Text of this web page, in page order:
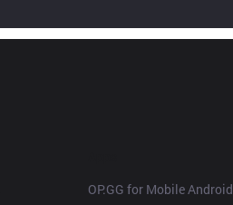
OP.GG for Mobile Android